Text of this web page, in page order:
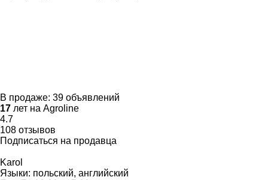
В продаже: 39 объявлений
17 лет на Agroline
4.7
108 отзывов
Подписаться на продавца
Karol
Языки: польский, английский